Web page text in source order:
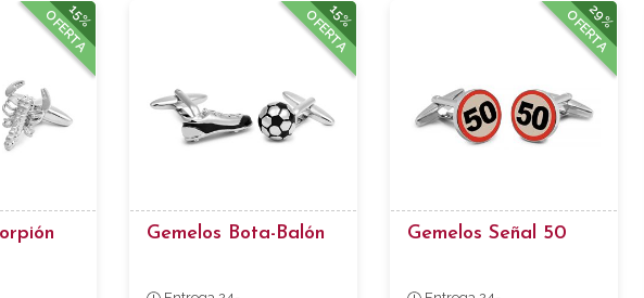
15%
OFERTA 15%
OFERTA
Gemelos Bota-Balón
29%
OFERTA
Gemelos Señal 50